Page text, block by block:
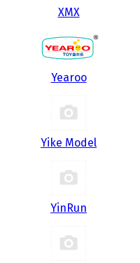
XMX
Yearoo
Yike Model
YinRun